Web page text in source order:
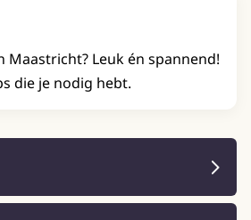
Maastricht? Leuk én spannend!
die je nodig hebt.